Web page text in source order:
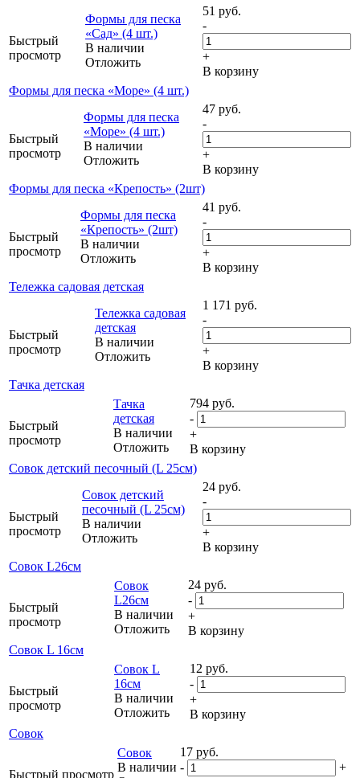
Быстрый
просмотр
Формы для песка
«Сад» (4 шт.)
В наличии
Отложить
51 руб.
-
+
В корзину
Формы для песка «Море» (4 шт.)
Быстрый
просмотр
Формы для песка
«Море» (4 шт.)
В наличии
Отложить
47 руб.
-
+
В корзину
Формы для песка «Крепость» (2шт)
Быстрый
просмотр
Формы для песка
«Крепость» (2шт)
В наличии
Отложить
41 руб.
-
+
В корзину
Тележка садовая детская
Быстрый
просмотр
Тележка садовая
детская
В наличии
Отложить
1 171 руб.
-
+
В корзину
Тачка детская
Быстрый
просмотр
Тачка
детская
В наличии
Отложить
794 руб.
-
+
В корзину
Совок детский песочный (L 25см)
Быстрый
просмотр
Совок детский
песочный (L 25см)
В наличии
Отложить
24 руб.
-
+
В корзину
Совок L26см
Быстрый
просмотр
Совок
L26см
В наличии
Отложить
24 руб.
-
+
В корзину
Совок L 16см
Быстрый
просмотр
Совок L
16см
В наличии
Отложить
12 руб.
-
+
В корзину
Совок
Быстрый просмотр
Совок
В наличии
17 руб.
-
+